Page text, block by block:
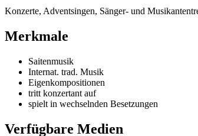
Konzerte, Adventsingen, Sänger- und
Merkmale
Saitenmusik
Internat. trad. Musik
Eigenkompositionen
tritt konzertant auf
spielt in wechselnden Besetzungen
Verfügbare Medien